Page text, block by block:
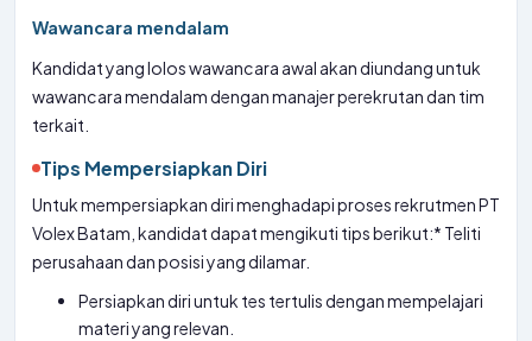
Wawancara mendalam
Kandidat yang lolos wawancara awal akan diundang untuk
wawancara mendalam dengan manajer perekrutan dan tim
terkait.
Tips Mempersiapkan Diri
Untuk mempersiapkan diri menghadapi proses rekrutmen PT
Volex Batam, kandidat dapat mengikuti tips berikut:* Teliti
perusahaan dan posisi yang dilamar.
Persiapkan diri untuk tes tertulis dengan mempelajari
materi yang relevan.